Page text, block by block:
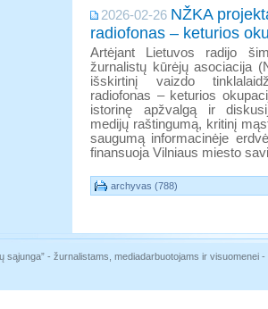
2026-02-26 NŽKA
radiofonas – keturios
Artėjant Lietuvos radijo
žurnalistų kūrėjų asociacija
išskirtinį vaizdo
radiofonas – keturios
istorinę apžvalgą ir
medijų raštingumą, kritinį
saugumą informacinėje
finansuoja Vilniaus miesto
archyvas (788)
sąjunga” - žurnalistams, mediadarbuotojams ir visuomenei